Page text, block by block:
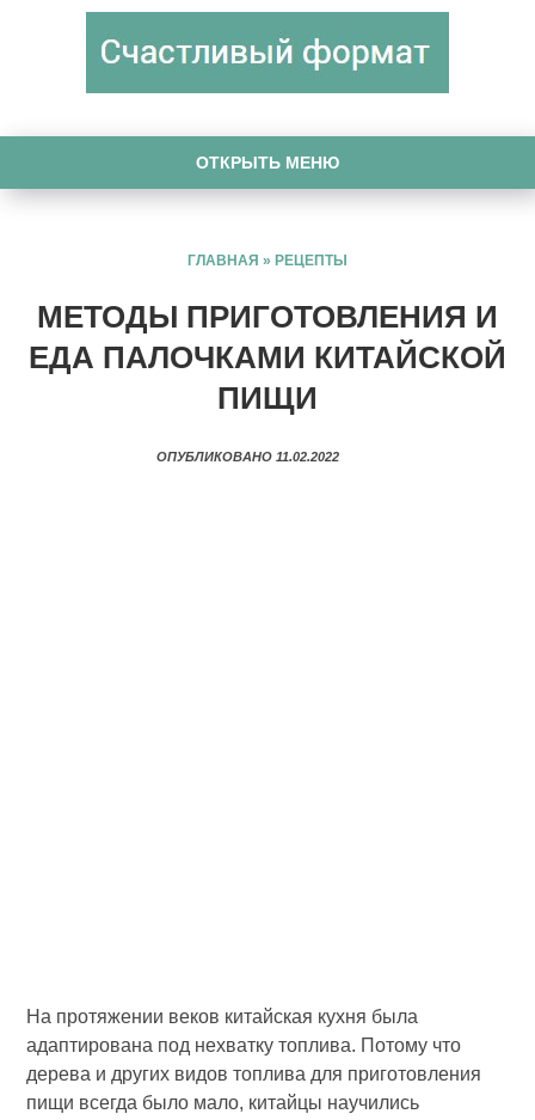
ОТКРЫТЬ МЕНЮ
ГЛАВНАЯ » РЕЦЕПТЫ
МЕТОДЫ ПРИГОТОВЛЕНИЯ И
ЕДА ПАЛОЧКАМИ КИТАЙСКОЙ
ПИЩИ
ОПУБЛИКОВАНО 11.02.2022
На протяжении веков китайская кухня была
адаптирована под нехватку топлива. Потому что
дерева и других видов топлива для приготовления
пищи всегда было мало, китайцы научились